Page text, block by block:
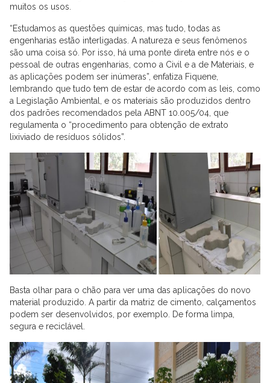
muitos os usos.
“Estudamos as questões químicas, mas tudo, todas as
engenharias estão interligadas. A natureza e seus fenômenos
são uma coisa só. Por isso, há uma ponte direta entre nós e o
pessoal de outras engenharias, como a Civil e a de Materiais, e
as aplicações podem ser inúmeras”, enfatiza Fiquene,
lembrando que tudo tem de estar de acordo com as leis, como
a Legislação Ambiental, e os materiais são produzidos dentro
dos padrões recomendados pela ABNT 10.005/04, que
regulamenta o “procedimento para obtenção de extrato
lixiviado de resíduos sólidos”.
Basta olhar para o chão para ver uma das aplicações do novo
material produzido. A partir da matriz de cimento, calçamentos
podem ser desenvolvidos, por exemplo. De forma limpa,
segura e reciclável.